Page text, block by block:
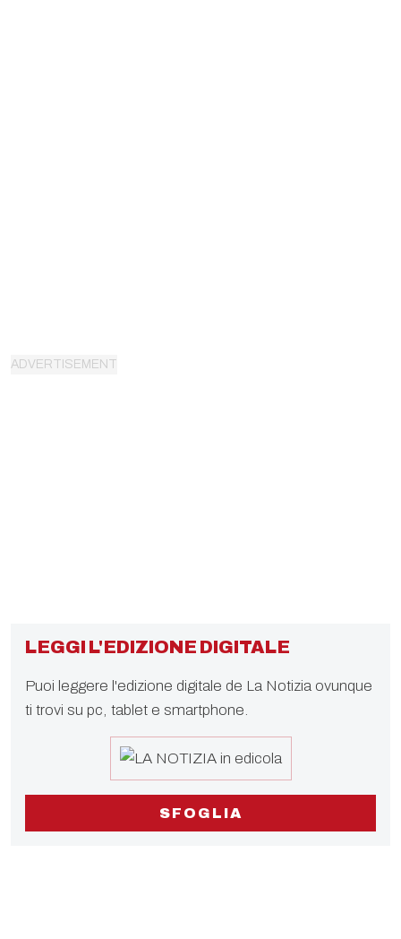
LEGGI L'EDIZIONE DIGITALE
Puoi leggere l'edizione digitale de La Notizia ovunque
ti trovi su pc, tablet e smartphone.
SFOGLIA